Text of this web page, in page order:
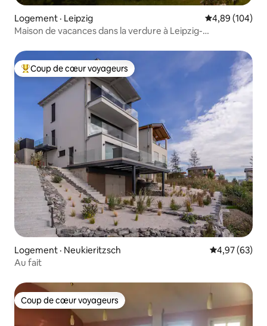
Logement · Leipzig Note
4,89 (104)
Maison de vacances dans la verdure à Leipzig-
Coup de cœur voyageurs parmi les plus aimés
Coup de cœur voyageurs
Logement · Neukieritzsch Note
4,97 (63)
Au fait
Coup de cœur voyageurs
Coup de cœur voyageurs